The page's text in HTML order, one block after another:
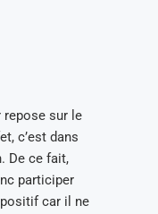
repose sur le
c’est dans
De ce fait,
participer
car il ne